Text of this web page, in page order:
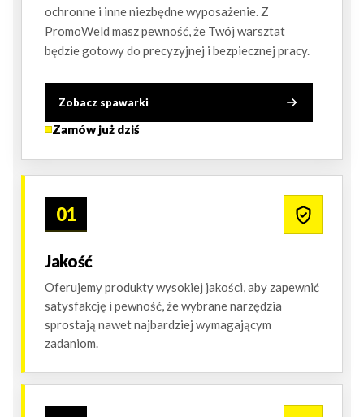
ochronne i inne niezbędne wyposażenie. Z
PromoWeld masz pewność, że Twój warsztat
będzie gotowy do precyzyjnej i bezpiecznej pracy.
Zobacz spawarki
Zamów już dziś
01
Jakość
Oferujemy produkty wysokiej jakości, aby zapewnić
satysfakcję i pewność, że wybrane narzędzia
sprostają nawet najbardziej wymagającym
zadaniom.